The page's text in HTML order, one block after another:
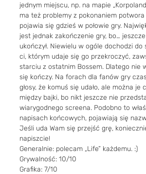
jednym miejscu, np. na mapie
ma też problemy z pokonaniem potwora
pojawia się gdzieś w połowie gry.
jest jednak zakończenie gry, bo…
ukończył. Niewielu w ogóle dochodzi do
ci, którym udaje się go przekroczyć,
starciu z ostatnim Bossem. Dlatego nie
się kończy. Na forach dla fanów gry
głosy, że komuś się udało, ale można je
między bajki, bo nikt jeszcze nie
wiarygodnego screena. Podobno to
napisach końcowych, pojawiają się
Jeśli uda Wam się przejść grę,
napiszcie!
Generalnie: polecam „Life” każdemu. :)
Grywalność: 10/10
Grafika: 7/10